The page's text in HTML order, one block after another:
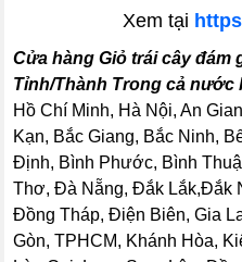
Xem tại
Cửa hàng Giỏ trái cây đám
Tỉnh/Thành Trong cả nước
Hồ Chí Minh, Hà Nội, An
Kạn, Bắc Giang, Bắc Ninh,
Định, Bình Phước, Bình
Thơ, Đà Nẵng, Đắk Lắk,Đắk
Đồng Tháp, Điện Biên, Gia
Gòn, TPHCM, Khánh Hòa,